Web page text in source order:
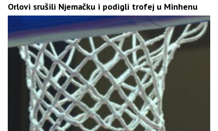
Orlovi srušili Njemačku i podigli trofej u Minhenu